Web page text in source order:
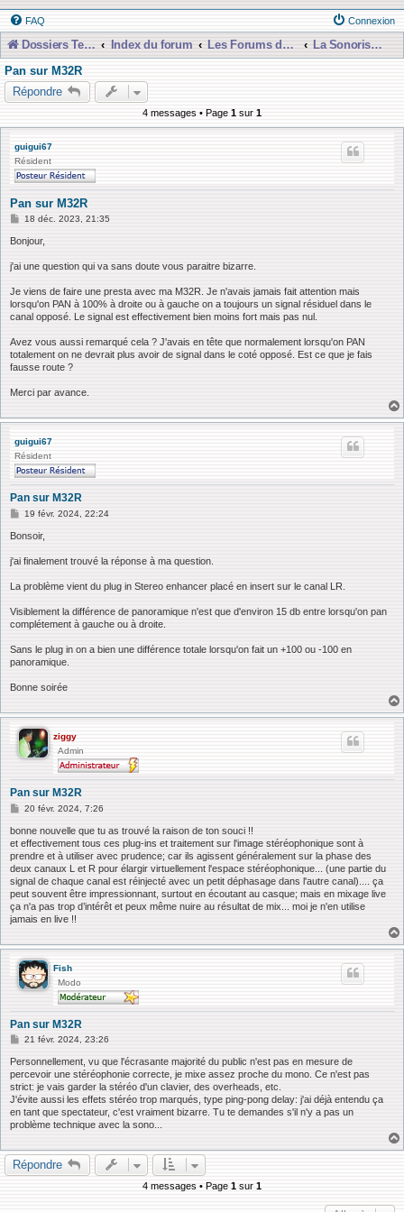
FAQ Connexion
Dossiers Techniques Index du forum Les Forums de Discussions
La Sonorisation
Pan sur M32R
Répondre
4 messages • Page 1 sur 1
guigui67
Résident
Pan sur M32R
M
s
a
g
18 déc. 2023, 21:35
Bonjour,
j'ai une question qui va sans doute vous paraitre bizarre.
Je viens de faire une presta avec ma M32R. Je n'avais jamais fait attention mais
lorsqu'on PAN à 100% à droite ou à gauche on a toujours un signal résiduel dans le
canal opposé. Le signal est effectivement bien moins fort mais pas nul.
Avez vous aussi remarqué cela ? J'avais en tête que normalement lorsqu'on PAN
totalement on ne devrait plus avoir de signal dans le coté opposé. Est ce que je fais
fausse route ?
Merci par avance.
guigui67
Résident
Pan sur M32R
M
s
a
g
19 févr. 2024, 22:24
Bonsoir,
j'ai finalement trouvé la réponse à ma question.
La problème vient du plug in Stereo enhancer placé en insert sur le canal LR.
Visiblement la différence de panoramique n'est que d'environ 15 db entre lorsqu'on pan
complétement à gauche ou à droite.
Sans le plug in on a bien une différence totale lorsqu'on fait un +100 ou -100 en
panoramique.
Bonne soirée
ziggy
Admin
Pan sur M32R
M
s
s
g
e
20 févr. 2024, 7:26
bonne nouvelle que tu as trouvé la raison de ton souci !!
et effectivement tous ces plug-ins et traitement sur l'image stéréophonique sont à
prendre et à utiliser avec prudence; car ils agissent généralement sur la phase des
deux canaux L et R pour élargir virtuellement l'espace stéréophonique... (une partie du
signal de chaque canal est réinjecté avec un petit déphasage dans l'autre canal).... ça
peut souvent être impressionnant, surtout en écoutant au casque; mais en mixage live
ça n'a pas trop d’intérêt et peux même nuire au résultat de mix... moi je n'en utilise
jamais en live !!
Fish
Modo
Pan sur M32R
M
s
s
a
g
e
21 févr. 2024, 23:26
Personnellement, vu que l'écrasante majorité du public n'est pas en mesure de
percevoir une stéréophonie correcte, je mixe assez proche du mono. Ce n'est pas
strict: je vais garder la stéréo d'un clavier, des overheads, etc.
J'évite aussi les effets stéréo trop marqués, type ping-pong delay: j'ai déjà entendu ça
en tant que spectateur, c'est vraiment bizarre. Tu te demandes s'il n'y a pas un
problème technique avec la sono...
Répondre
4 messages • Page 1 sur 1